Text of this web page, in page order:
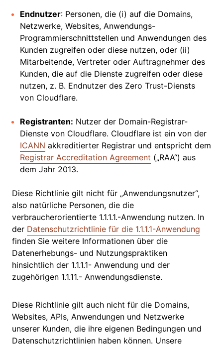
Endnutzer: Personen, die (i) auf die Domains,
Netzwerke, Websites, Anwendungs-
Programmierschnittstellen und Anwendungen des
Kunden zugreifen oder diese nutzen, oder (ii)
Mitarbeitende, Vertreter oder Auftragnehmer des
Kunden, die auf die Dienste zugreifen oder diese
nutzen, z. B. Endnutzer des Zero Trust-Diensts
von Cloudflare.
Registranten: Nutzer der Domain-Registrar-
Dienste von Cloudflare. Cloudflare ist ein von der
ICANN akkreditierter Registrar und entspricht dem
Registrar Accreditation Agreement („RAA“) aus
dem Jahr 2013.
Diese Richtlinie gilt nicht für „Anwendungsnutzer“,
also natürliche Personen, die die
verbraucherorientierte 1.1.1.1.-Anwendung nutzen. In
der Datenschutzrichtlinie für die 1.1.1.1-Anwendung
finden Sie weitere Informationen über die
Datenerhebungs- und Nutzungspraktiken
hinsichtlich der 1.1.1.1- Anwendung und der
zugehörigen 1.1.11.- Anwendungsdienste.
Diese Richtlinie gilt auch nicht für die Domains,
Websites, APIs, Anwendungen und Netzwerke
unserer Kunden, die ihre eigenen Bedingungen und
Datenschutzrichtlinien haben können. Unsere